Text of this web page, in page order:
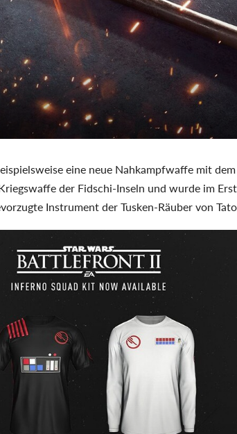
eine neue Nahkampfwaffe mit
der Fidschi-Inseln und wurde im
Instrument der Tusken-Räuber von